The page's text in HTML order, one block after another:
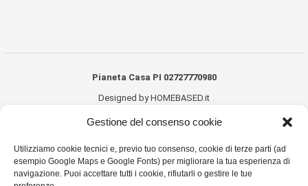
Gestione del consenso cookie
Utilizziamo cookie tecnici e, previo tuo consenso, cookie di terze parti (ad
esempio Google Maps e Google Fonts) per migliorare la tua esperienza di
navigazione. Puoi accettare tutti i cookie, rifiutarli o gestire le tue
Pianeta Casa PI 02727770980
Designed by HOMEBASED.it